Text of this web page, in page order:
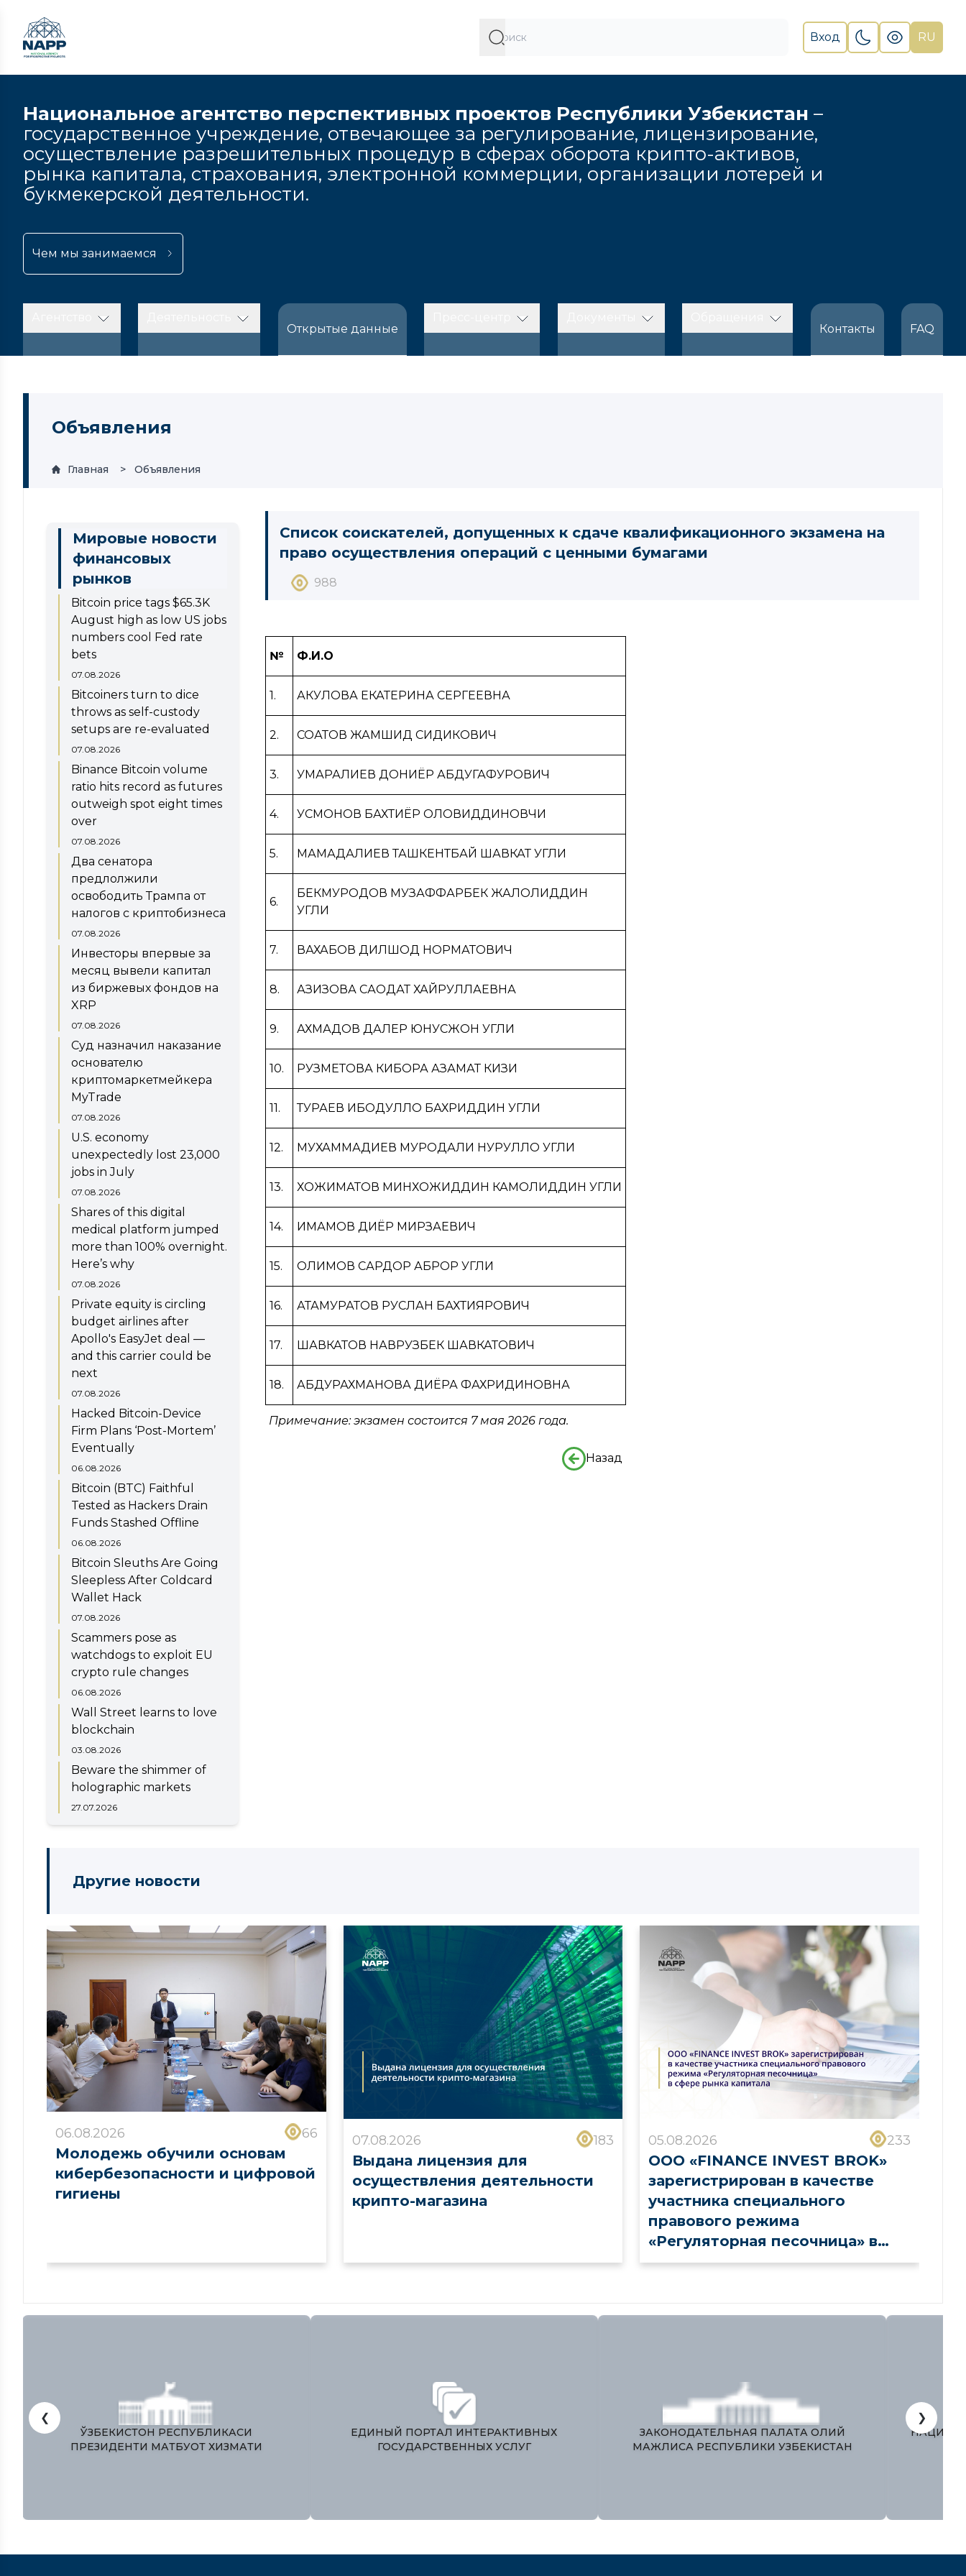
Вход RU
Национальное агентство перспективных проектов Республики Узбекистан –
государственное учреждение, отвечающее за регулирование, лицензирование,
осуществление разрешительных процедур в сферах оборота крипто-активов,
рынка капитала, страхования, электронной коммерции, организации лотерей и
букмекерской деятельности.
Чем мы занимаемся
Открытые данные
Контакты
FAQ
Объявления
Главная Объявления
Мировые новости
финансовых
рынков
Bitcoin price tags $65.3K
August high as low US jobs
numbers cool Fed rate
bets
07.08.2026
Bitcoiners turn to dice
throws as self-custody
setups are re-evaluated
07.08.2026
Binance Bitcoin volume
ratio hits record as futures
outweigh spot eight times
over
07.08.2026
Два сенатора
предлолжили
освободить Трампа от
налогов с криптобизнеса
07.08.2026
Инвесторы впервые за
месяц вывели капитал
из биржевых фондов на
XRP
07.08.2026
Суд назначил наказание
основателю
криптомаркетмейкера
MyTrade
07.08.2026
U.S. economy
unexpectedly lost 23,000
jobs in July
07.08.2026
Shares of this digital
medical platform jumped
more than 100% overnight.
Here’s why
07.08.2026
Private equity is circling
budget airlines after
Apollo's EasyJet deal —
and this carrier could be
next
07.08.2026
Hacked Bitcoin-Device
Firm Plans ‘Post-Mortem’
Eventually
06.08.2026
Bitcoin (BTC) Faithful
Tested as Hackers Drain
Funds Stashed Offline
06.08.2026
Bitcoin Sleuths Are Going
Sleepless After Coldcard
Wallet Hack
07.08.2026
Scammers pose as
watchdogs to exploit EU
crypto rule changes
06.08.2026
Wall Street learns to love
blockchain
03.08.2026
Beware the shimmer of
holographic markets
27.07.2026
Список cоискателей, допущенных к сдаче квалификационного экзамена на
право осуществления операций с ценными бумагами
988
№ Ф.И.О
1. АКУЛОВА ЕКАТЕРИНА СЕРГЕЕВНА
2. СОАТОВ ЖАМШИД СИДИКОВИЧ
3. УМАРАЛИЕВ ДОНИЁР АБДУГАФУРОВИЧ
4. УСМОНОВ БАХТИЁР ОЛОВИДДИНОВЧИ
5. МАМАДАЛИЕВ ТАШКЕНТБАЙ ШАВКАТ УГЛИ
6.
БЕКМУРОДОВ МУЗАФФАРБЕК ЖАЛОЛИДДИН
УГЛИ
7. ВАХАБОВ ДИЛШОД НОРМАТОВИЧ
8. АЗИЗОВА САОДАТ ХАЙРУЛЛАЕВНА
9. АХМАДОВ ДАЛЕР ЮНУСЖОН УГЛИ
10. РУЗМЕТОВА КИБОРА АЗАМАТ КИЗИ
11. ТУРАЕВ ИБОДУЛЛО БАХРИДДИН УГЛИ
12. МУХАММАДИЕВ МУРОДАЛИ НУРУЛЛО УГЛИ
13. ХОЖИМАТОВ МИНХОЖИДДИН КАМОЛИДДИН УГЛИ
14. ИМАМОВ ДИЁР МИРЗАЕВИЧ
15. ОЛИМОВ САРДОР АБРОР УГЛИ
16. АТАМУРАТОВ РУСЛАН БАХТИЯРОВИЧ
17. ШАВКАТОВ НАВРУЗБЕК ШАВКАТОВИЧ
18. АБДУРАХМАНОВА ДИЁРА ФАХРИДИНОВНА
Примечание: экзамен состоится 7 мая 2026года.
Назад
Другие новости
06.08.2026 66
Молодежь обучили основам
кибербезопасности и цифровой
гигиены
07.08.2026 183
Выдана лицензия для
осуществления деятельности
крипто-магазина
05.08.2026 233
ООО «FINANCE INVEST BROK»
зарегистрирован в качестве
участника специального
правового режима
«Регуляторная песочница» в
сфере рынка капитала
ЎЗБЕКИСТОН РЕСПУБЛИКАСИ
ПРЕЗИДЕНТИ МАТБУОТ ХИЗМАТИ
ЕДИНЫЙ ПОРТАЛ ИНТЕРАКТИВНЫХ
ГОСУДАРСТВЕННЫХ УСЛУГ
ЗАКОНОДАТЕЛЬНАЯ ПАЛАТА ОЛИЙ
МАЖЛИСА РЕСПУБЛИКИ УЗБЕКИСТАН
❮ ❯